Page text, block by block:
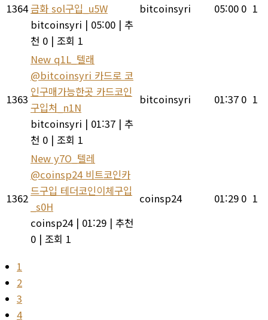
1364금화 sol구입_u5W
bitcoinsyri | 05:00 | 추
천 0 | 조회 1
bitcoinsyri 05:00 0 1
1363
New q1L_텔래
@bitcoinsyri 카드로 코
인구매가능한곳 카드코인
구입처_n1N
bitcoinsyri | 01:37 | 추
천 0 | 조회 1
bitcoinsyri 01:37 0 1
1362
New y7O_텔레
@coinsp24 비트코인카
드구입 테더코인이체구입
_s0H
coinsp24 | 01:29 | 추천
0 | 조회 1
coinsp24 01:29 0 1
1
2
3
4